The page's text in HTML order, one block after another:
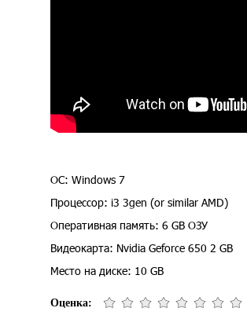
ОС: Windows 7
Процессор: i3 3gen (or similar AMD)
Оперативная память: 6 GB ОЗУ
Видеокарта: Nvidia Geforce 650 2 GB
Место на диске: 10 GB
Оценка: